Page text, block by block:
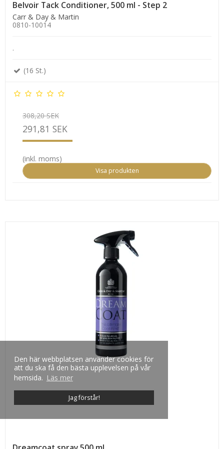
Den här webbplatsen använder cookies för
att du ska få den bästa upplevelsen på vår
hemsida. Läs mer
Jag förstår!
Belvoir Tack Conditioner, 500 ml - Step 2
Carr & Day & Martin
0810-10014
.
(16 St.)
308,20 SEK
291,81 SEK
(inkl. moms)
Visa produkten